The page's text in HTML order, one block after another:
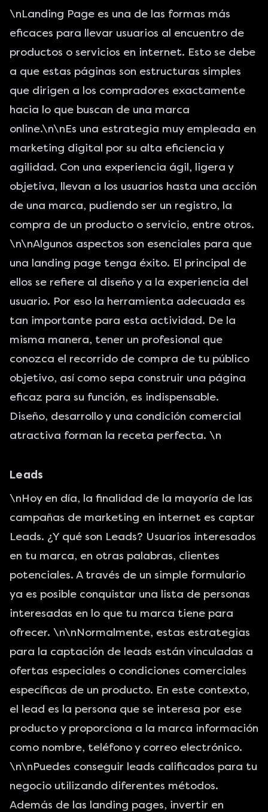
\nLanding Page es una de las formas más
eficaces para llevar usuarios al encuentro de
productos o servicios en internet. Esto se debe
a que estas páginas son estructuras simples
que dirigen a los compradores exactamente
hacia lo que buscan de una marca
online.\n\nEs una estrategia muy empleada en
marketing digital por su alta eficiencia y
agilidad. Con una experiencia ágil, ligera y
objetiva, llevan a los usuarios hasta una acción
de una marca, pudiendo ser un registro, la
compra de un producto o servicio, entre otros.
\n\nAlgunos aspectos son esenciales para que
una landing page tenga éxito. El principal de
ellos se refiere al diseño y a la experiencia del
usuario. Por eso la herramienta adecuada es
tan importante para esta actividad. De la
misma manera, tener un profesional que
conozca el recorrido de compra de tu público
objetivo, así como sepa construir una página
eficaz para su función, es indispensable.
Diseño, desarrollo y una condición comercial
atractiva forman la receta perfecta. \n
Leads
\nHoy en día, la finalidad de la mayoría de las
campañas de marketing en internet es captar
Leads. ¿Y qué son Leads? Usuarios interesados
en tu marca, en otras palabras, clientes
potenciales. A través de un simple formulario
ya es posible conquistar una lista de personas
interesadas en lo que tu marca tiene para
ofrecer. \n\nNormalmente, estas estrategias
para la captación de leads están vinculadas a
ofertas especiales o condiciones comerciales
específicas de un producto. En este contexto,
el lead es la persona que se interesa por ese
producto y proporciona a la marca información
como nombre, teléfono y correo electrónico.
\n\nPuedes conseguir leads calificados para tu
negocio utilizando diferentes métodos.
Además de las landing pages, invertir en